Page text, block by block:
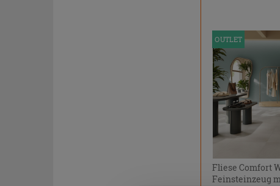
OUTLET
Fliese Comfort
Feinsteinzeug